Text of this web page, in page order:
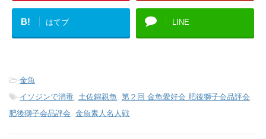
B! はてブ LINE
-金魚
-イソジンで消毒 土佐錦親魚 第２回 金魚愛好会 肥後獅子会品評会
肥後獅子会品評会 金魚素人名人戦